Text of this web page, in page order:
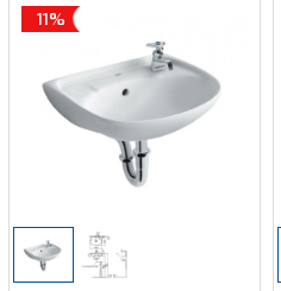
11%